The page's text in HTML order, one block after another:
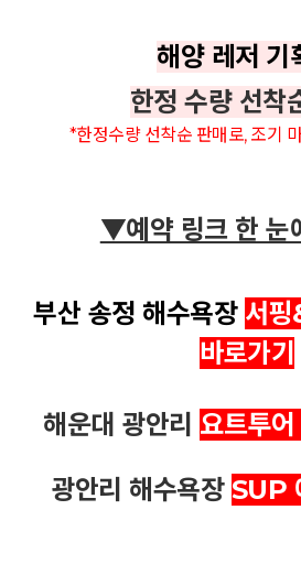
해양 레저 기
한정 수량 선착
*한정수량 선착순 판매로, 조기
▼예약 링크 한 눈
부산 송정 해수욕장 서핑
바로가기
해운대 광안리 요트투어
광안리 해수욕장 SUP